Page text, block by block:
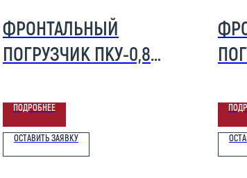
ФРОНТАЛЬНЫЙ
ПОГРУЗЧИК ПКУ-0,8-
ПОДРОБНЕЕ
ОСТАВИТЬ ЗАЯВКУ